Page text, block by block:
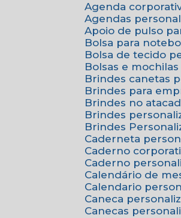
Agenda
Agendas
Apoio de pulso
Bolsa para
Bolsa de tecido
Bolsas e
Brindes canetas
Brindes para
Brindes no
Brindes
Brindes
Caderneta
Caderno
Caderno
Calendário de
Calendario
Caneca
Canecas